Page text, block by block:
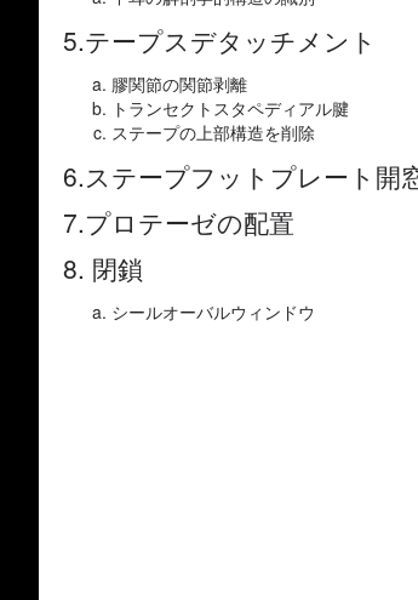
5.テープスデタッチメント
膠関節の関節剥離
トランセクトスタペディアル腱
ステープの上部構造を削除
6.ステープフットプレート開
7.プロテーゼの配置
8. 閉鎖
シールオーバルウィンドウ